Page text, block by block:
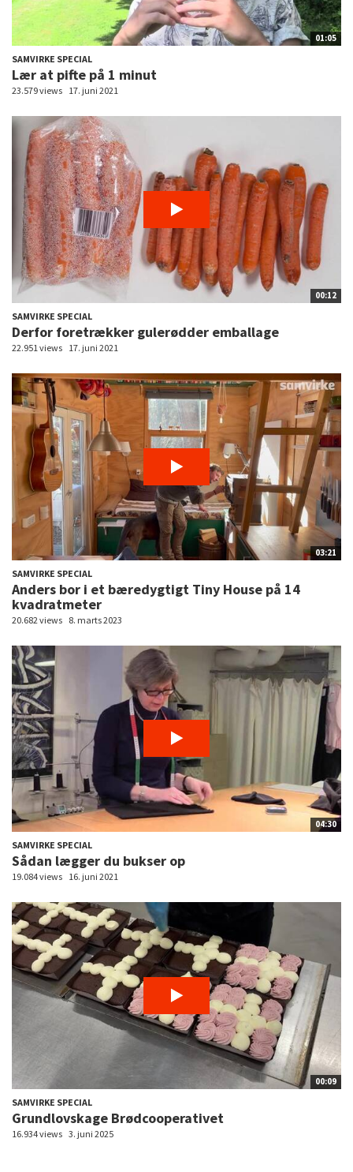
01:05
SAMVIRKE SPECIAL
Lær at pifte på 1 minut
23.579 views 17. juni 2021
00:12
SAMVIRKE SPECIAL
Derfor foretrækker gulerødder emballage
22.951 views 17. juni 2021
03:21
SAMVIRKE SPECIAL
Anders bor i et bæredygtigt Tiny House på 14
kvadratmeter
20.682 views 8. marts 2023
04:30
SAMVIRKE SPECIAL
Sådan lægger du bukser op
19.084 views 16. juni 2021
00:09
SAMVIRKE SPECIAL
Grundlovskage Brødcooperativet
16.934 views 3. juni 2025